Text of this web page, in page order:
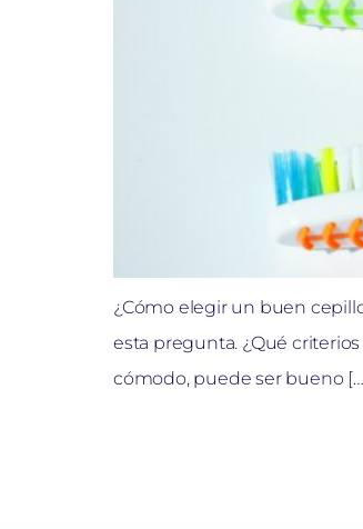
¿Cómo elegir un buen
esta pregunta. ¿Qué
cómodo, puede ser bueno